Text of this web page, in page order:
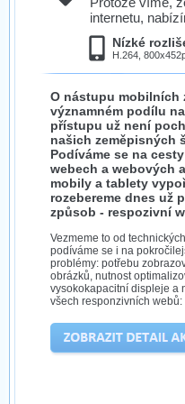
internetu,
Nízké
H.264,
O nástupu mobilních
významném podílu
přístupu už není
našich zeměpisných
Podíváme se na
webech a webových
mobily a tablety
rozebereme dnes už
způsob - respozivní
Vezmeme to od
podíváme se i na
problémy: potřebu
obrázků, nutnost
vysokokapacitní displeje a
všech responzivních